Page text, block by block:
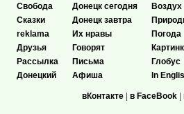
Свобода
Сказки
reklama
Друзья
Рассылка
Донецкий
Донецк сегодня
Донецк завтра
Их нравы
Говорят
Письма
Афиша
Воздух
Погода
Глобус
In
вКонтакте | в FaceBook |